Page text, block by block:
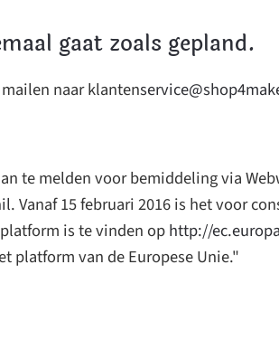
gaat zoals gepland.
naar klanten
te melden voor bemiddeling via
. Vanaf 15 februari 2016 is het voor
is te vinden ophttp://
platform van de Europese Unie."